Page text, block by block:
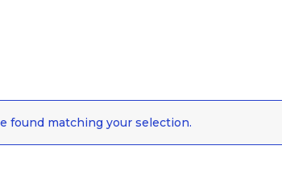
found matching your selection.